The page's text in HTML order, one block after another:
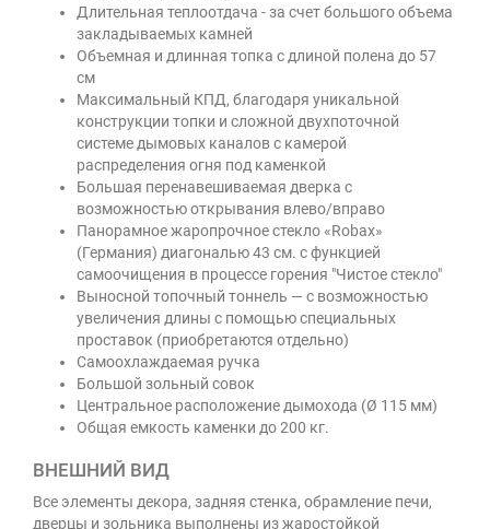
Длительная теплоотдача - за счет большого объема
закладываемых камней
Объемная и длинная топка с длиной полена до 57
см
Максимальный КПД, благодаря уникальной
конструкции топки и сложной двухпоточной
системе дымовых каналов с камерой
распределения огня под каменкой
Большая перенавешиваемая дверка с
возможностью открывания влево/вправо
Панорамное жаропрочное стекло «Robax»
(Германия) диагональю 43 см. с функцией
самоочищения в процессе горения "Чистое стекло"
Выносной топочный тоннель — с возможностью
увеличения длины с помощью специальных
проставок (приобретаются отдельно)
Самоохлаждаемая ручка
Большой зольный совок
Центральное расположение дымохода (Ø 115 мм)
Общая емкость каменки до 200 кг.
ВНЕШНИЙ ВИД
Все элементы декора, задняя стенка, обрамление печи,
дверцы и зольника выполнены из жаростойкой